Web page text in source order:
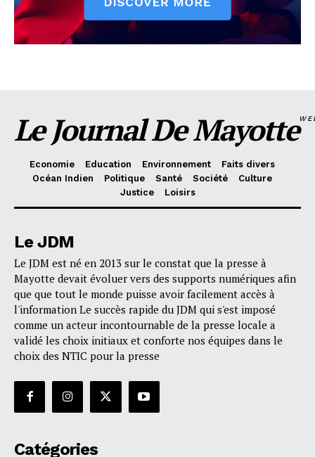
Le Journal De Mayotte
Economie Education Environnement
Faits divers
Océan Indien
Politique Santé Société
Culture
Justice
Loisirs
Le JDM
Le JDM est né en 2013 sur le constat que la presse à
Mayotte devait évoluer vers des supports numériques afin
que que tout le monde puisse avoir facilement accès à
l'information Le succès rapide du JDM qui s'est imposé
comme un acteur incontournable de la presse locale a
validé les choix initiaux et conforte nos équipes dans le
choix des NTIC pour la presse
Catégories